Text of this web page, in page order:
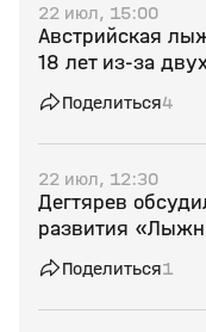
22 июл, 15:00
Австрийская
18 лет из‑за
Поделиться4
22 июл, 12:30
Дегтярев
развития
Поделиться1